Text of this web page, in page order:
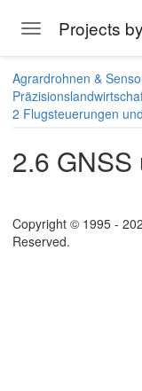
Toggle navigation
Projects
Agrardrohnen &
2 Flugsteuerungen
2.6 GNSS
Copyright © 1995 -
Reserved.